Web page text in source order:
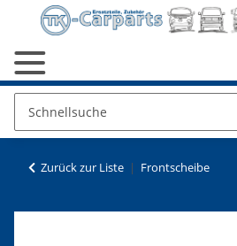
Zurück zur Liste Frontscheibe